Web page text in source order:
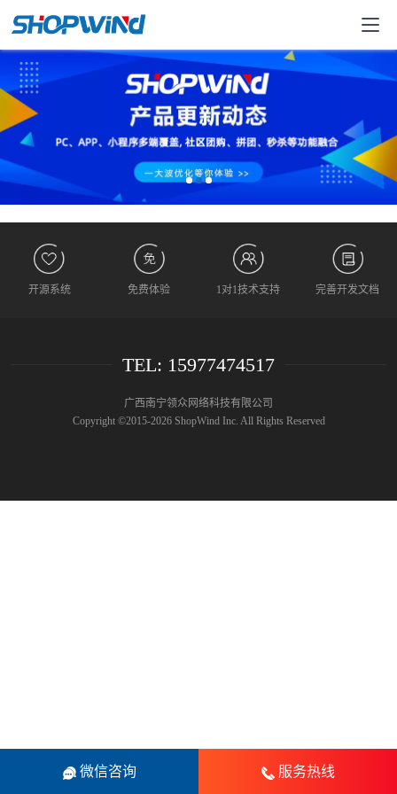
开源系统 免费体验 1对1技术支持 完善开发文档
TEL: 15977474517
广西南宁领众网络科技有限公司
Copyright ©2015-2026 ShopWind Inc. All Rights Reserved
微信咨询 服务热线